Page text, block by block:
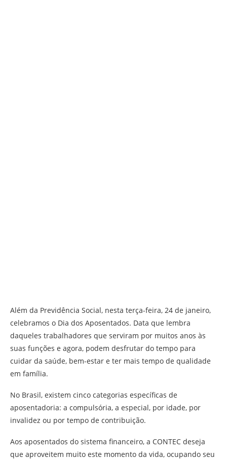
Além da Previdência Social, nesta terça-feira, 24 de janeiro,
celebramos o Dia dos Aposentados. Data que lembra
daqueles trabalhadores que serviram por muitos anos às
suas funções e agora, podem desfrutar do tempo para
cuidar da saúde, bem-estar e ter mais tempo de qualidade
em família.
No Brasil, existem cinco categorias específicas de
aposentadoria: a compulsória, a especial, por idade, por
invalidez ou por tempo de contribuição.
Aos aposentados do sistema financeiro, a CONTEC deseja
que aproveitem muito este momento da vida, ocupando seu